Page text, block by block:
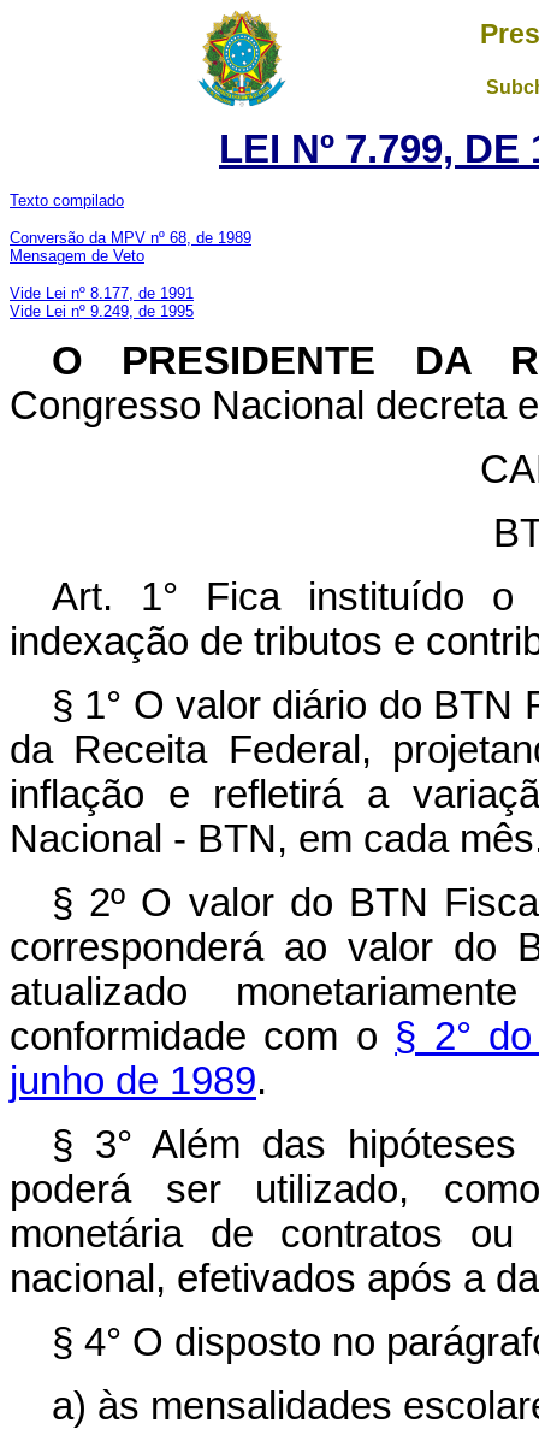
LEI Nº 7.799,
Texto compilado
Conversão da MPV nº 68, de 1989
Mensagem de Veto
Vide Lei nº 8.177, de 1991
Vide Lei nº 9.249, de 1995
O PRESIDENTE DA
Congresso Nacional decreta
Art. 1° Fica instituído o
indexação de tributos e
§ 1° O valor diário do BTN
da Receita Federal,
inflação e refletirá a
Nacional - BTN, em cada
§ 2º O valor do BTN
corresponderá ao valor do
atualizado
conformidade com o § 2°
junho de 1989.
§ 3° Além das
poderá ser utilizado,
monetária de contratos ou
nacional, efetivados após a
§ 4° O disposto no
a) às mensalidades